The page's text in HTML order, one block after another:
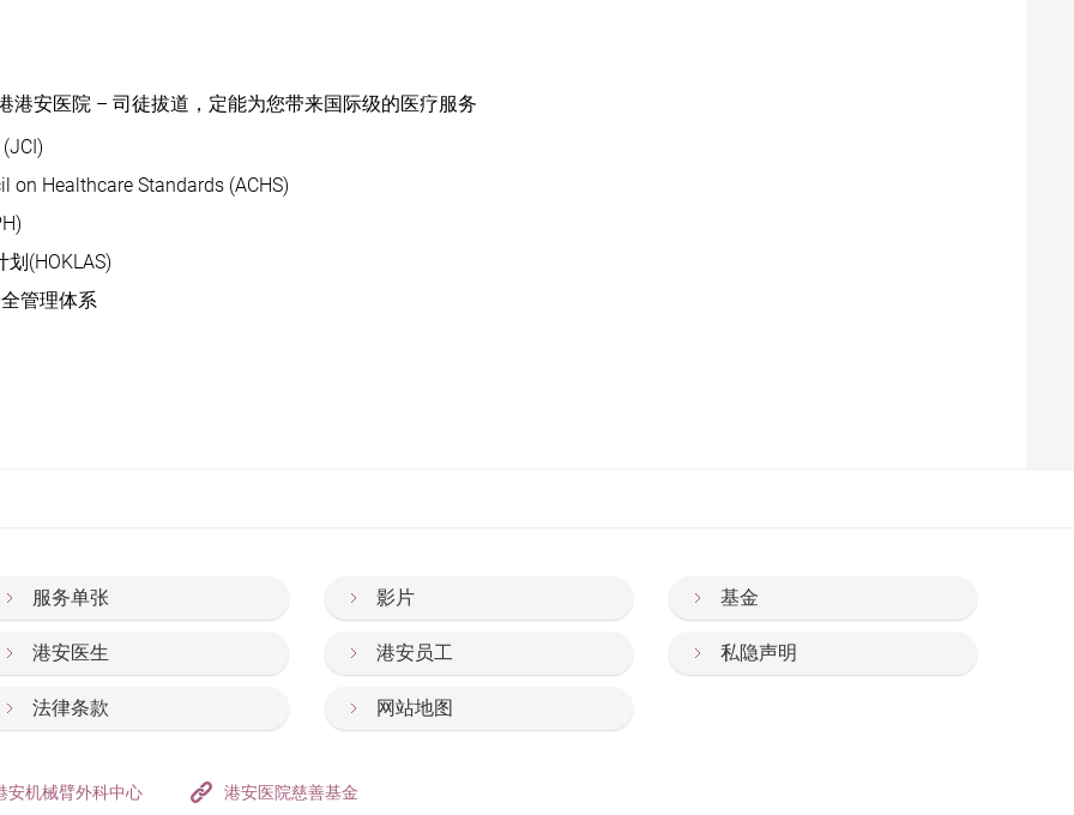
港安医院 – 司徒拔道，定能为您带来国际级的医疗服务
on Healthcare Standards (ACHS)
(HOKLAS)
管理体系
服务单张 影片 基金
港安医生 港安员工 私隐声明
法律条款 网站地图
安机械臂外科中心 港安医院慈善基金